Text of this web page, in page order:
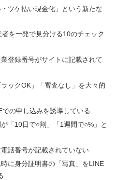
ツケ払い現金化」という新たな
を一発で見分ける10のチェック
登録番号がサイトに記載されて
ックOK」「審査なし」を大々的
の申し込みを誘導している
「10日で○割」「1週間で○%」と
話番号が記載されていない
に身分証明書の「写真」をLINE